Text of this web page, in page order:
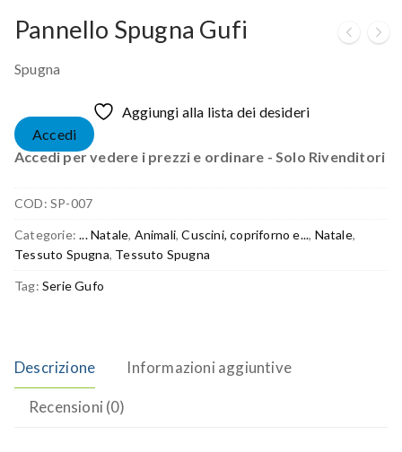
Pannello Spugna Gufi
Spugna
Aggiungi alla lista dei desideri
Accedi
Accedi per vedere i prezzi e ordinare - Solo Rivenditori
COD: SP-007
Categorie:... Natale, Animali,Cuscini, copriforno e..., Natale,
Tessuto Spugna, Tessuto Spugna
Tag: Serie Gufo
Descrizione Informazioni aggiuntive
Recensioni (0)